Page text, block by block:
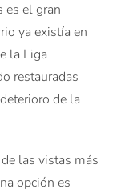
es el gran
ya existía en
la Liga
restauradas
de la
las vistas más
opción es